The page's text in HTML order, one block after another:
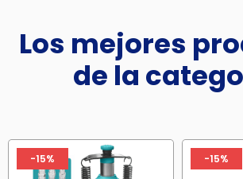
Los mejores
de la
-15% -15%